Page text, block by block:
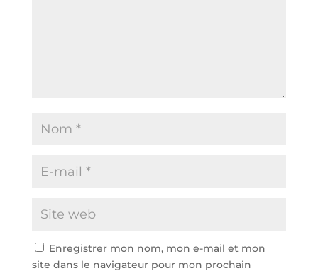
Enregistrer mon nom, mon e-mail et mon
site dans le navigateur pour mon prochain